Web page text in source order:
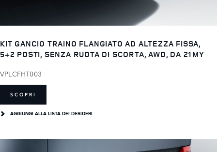
KIT GANCIO TRAINO FLANGIATO AD ALTEZZA FISSA,
5+2 POSTI, SENZA RUOTA DI SCORTA, AWD, DA 21MY
VPLCFHT003
SCOPRI
AGGIUNGI ALLA LISTA DEI DESIDERI